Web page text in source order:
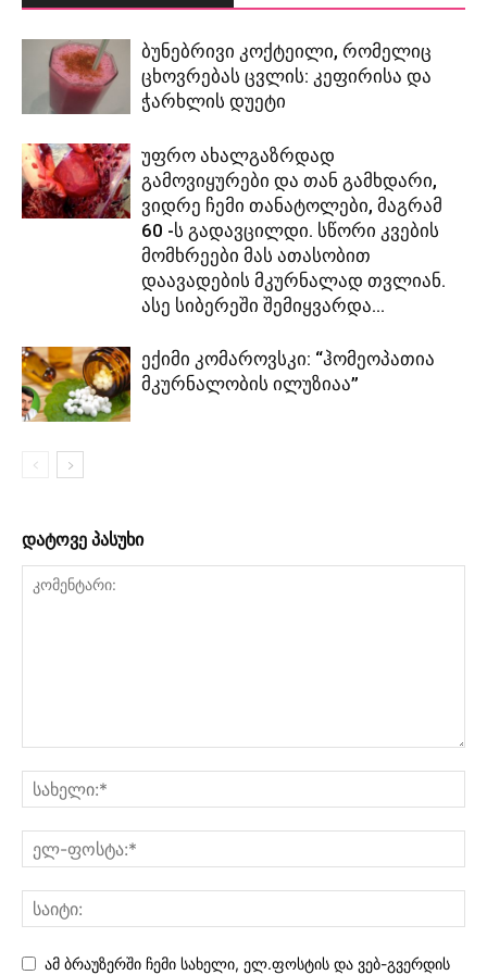
ბუნებრივი კოქტეილი, რომელიც
ცხოვრებას ცვლის: კეფირისა და
ჭარხლის დუეტი
უფრო ახალგაზრდად
გამოვიყურები და თან გამხდარი,
ვიდრე ჩემი თანატოლები, მაგრამ
60 -ს გადავცილდი. სწორი კვების
მომხრეები მას ათასობით
დაავადების მკურნალად თვლიან.
ასე სიბერეში შემიყვარდა...
ექიმი კომაროვსკი: “ჰომეოპათია
მკურნალობის ილუზიაა”
დატოვე პასუხი
ამ ბრაუზერში ჩემი სახელი, ელ.ფოსტის და ვებ-გვერდის